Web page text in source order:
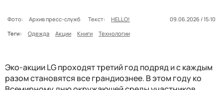
Фото: Архив пресс-служб Текст: HELLO!
09.06.2026 / 15:10
Теги:
Одежда Акции Книги Технологии
Эко-акции LG проходят третий год подряд и с каждым
разом становятся все грандиознее. В этом году ко